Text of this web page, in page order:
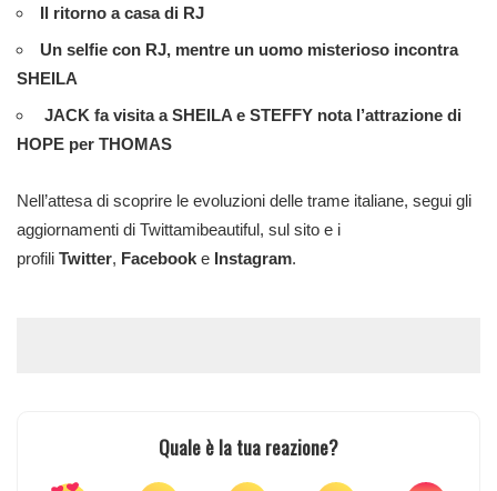
Il ritorno a casa di RJ
Un selfie con RJ, mentre un uomo misterioso incontra
SHEILA
JACK fa visita a SHEILA e STEFFY nota l’attrazione di
HOPE per THOMAS
Nell’attesa di scoprire le evoluzioni delle trame italiane, segui gli
aggiornamenti di Twittamibeautiful, sul sito e i
profili Twitter, Facebook e Instagram.
Quale è la tua reazione?